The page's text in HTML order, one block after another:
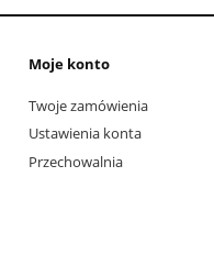
Moje konto
Twoje zamówienia
Ustawienia konta
Przechowalnia